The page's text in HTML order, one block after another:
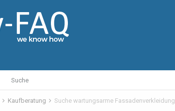
Suche
Kaufberatung Suche wartungsarme Fassadenverkleidung